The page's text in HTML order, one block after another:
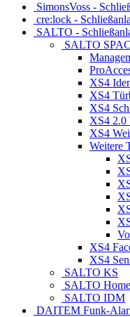
SimonsVoss -
cre:lock -
SALTO -
SALTO
XS4
XS4
XS4
XS4 2.0
XS4
Weitere
XS4
XS4
SALTO KS
SALTO
SALTO IDM
DAITEM Funk-